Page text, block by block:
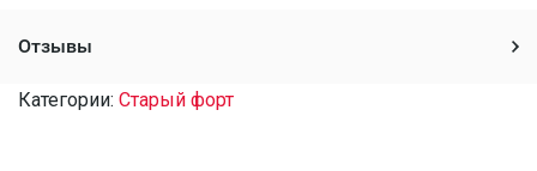
Отзывы
Категории: Старый форт